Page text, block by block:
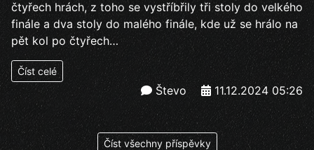
čtyřech hrách, z toho se vystříbřily tři stoly do velkého
finále a dva stoly do malého finále, kde už se hrálo na
pět kol po čtyřech…
Číst celé
Števo 11.12.2024 05:26
Číst všechny příspěvky